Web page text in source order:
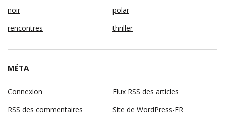
noir
polar
rencontres
thriller
MÉTA
Connexion Flux RSS des articles
RSS des commentaires Site de WordPress-FR